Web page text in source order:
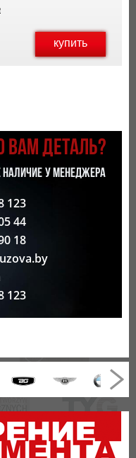
купить
ДЕТАЛЬ?
НАЛИЧИЕ У МЕНЕДЖЕРА
123
44
18
123